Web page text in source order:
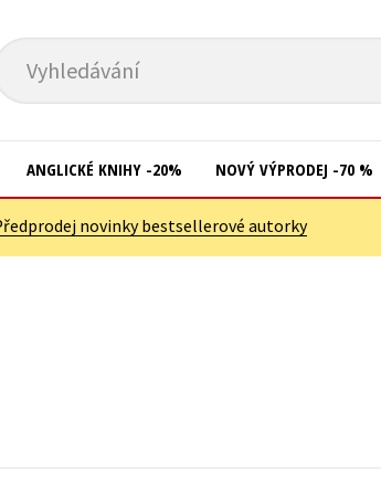
Vyhledávání
ANGLICKÉ KNIHY -20% NOVÝ VÝPRODEJ -70 %
novinky bestsellerové autorky